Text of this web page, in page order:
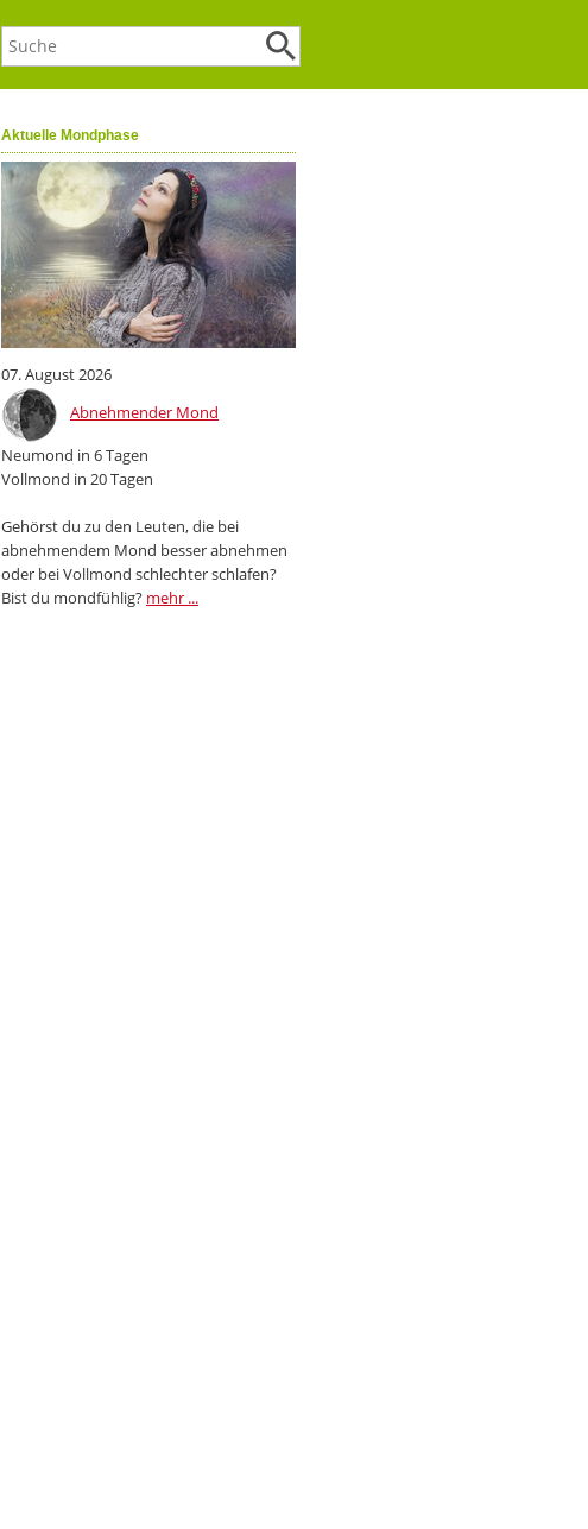
Aktuelle Mondphase
07. August 2026
Abnehmender Mond
Neumond in 6 Tagen
Vollmond in 20 Tagen
Gehörst du zu den Leuten, die bei
abnehmendem Mond besser abnehmen
oder bei Vollmond schlechter schlafen?
Bist du mondfühlig? mehr ...